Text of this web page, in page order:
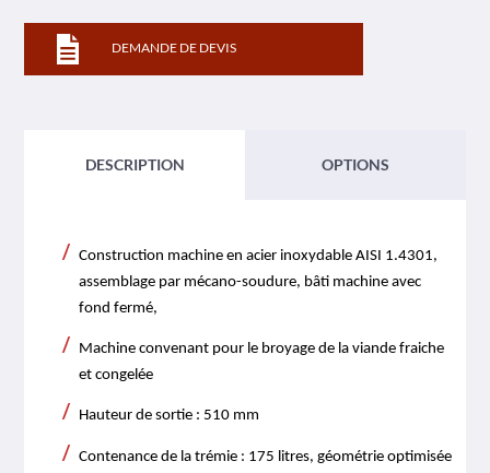
DEMANDE DE DEVIS
DESCRIPTION OPTIONS
Construction machine en acier inoxydable AISI 1.4301,
assemblage par mécano-soudure, bâti machine avec
fond fermé,
Machine convenant pour le broyage de la viande fraiche
et congelée
Hauteur de sortie : 510 mm
Contenance de la trémie : 175 litres, géométrie optimisée